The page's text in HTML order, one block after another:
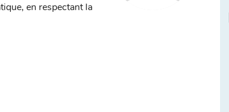
en respectant la